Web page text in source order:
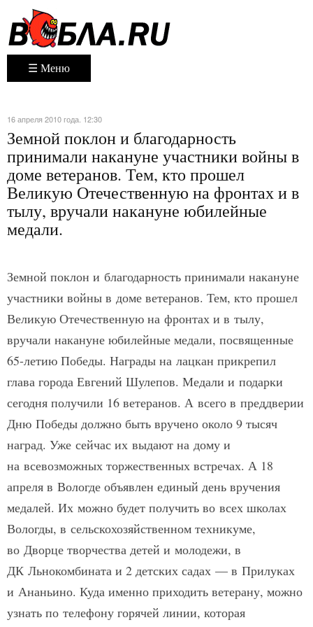
☰ Меню
16 апреля 2010 года. 12:30
Земной поклон и благодарность
принимали накануне участники войны в
доме ветеранов. Тем, кто прошел
Великую Отечественную на фронтах и в
тылу, вручали накануне юбилейные
медали.
Земной поклон и благодарность принимали накануне
участники войны в доме ветеранов. Тем, кто прошел
Великую Отечественную на фронтах и в тылу,
вручали накануне юбилейные медали, посвященные
65-летию Победы. Награды на лацкан прикрепил
глава города Евгений Шулепов. Медали и подарки
сегодня получили 16 ветеранов. А всего в преддверии
Дню Победы должно быть вручено около 9 тысяч
наград. Уже сейчас их выдают на дому и
на всевозможных торжественных встречах. А 18
апреля в Вологде объявлен единый день вручения
медалей. Их можно будет получить во всех школах
Вологды, в сельскохозяйственном техникуме,
во Дворце творчества детей и молодежи, в
ДК Льнокомбината и 2 детских садах — в Прилуках
и Ананьино. Куда именно приходить ветерану, можно
узнать по телефону горячей линии, которая